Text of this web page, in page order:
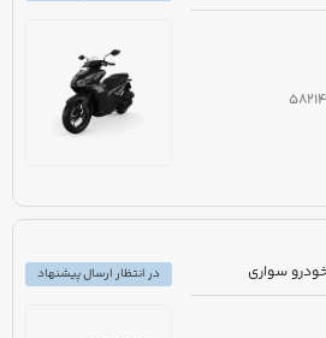
در انتظار ارسال پیشنهاد